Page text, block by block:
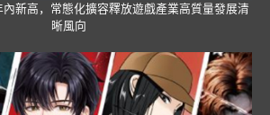
新高，常態化擴容釋放遊戲產業高質量發展清
晰風向